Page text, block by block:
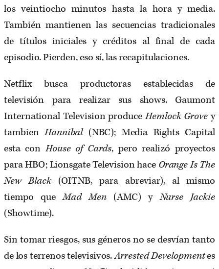
los veintiocho minutos hasta la hora y media.
También mantienen las secuencias tradicionales
de títulos iniciales y créditos al final de cada
episodio. Pierden, eso sí, las recapitulaciones.
Netflix busca productoras establecidas de
televisión para realizar sus shows. Gaumont
International Television produceHemlock Grovey
tambienHannibal (NBC); Media Rights Capital
esta conHouse of Cards, pero realizó proyectos
para HBO; Lionsgate Television hace Orange Is The
New Black (OITNB, para abreviar), al mismo
tiempo queMad Men (AMC) yNurse Jackie
(Showtime).
Sin tomar riesgos, sus géneros no se desvían tanto
de los terrenos televisivos.Arrested Developmentes